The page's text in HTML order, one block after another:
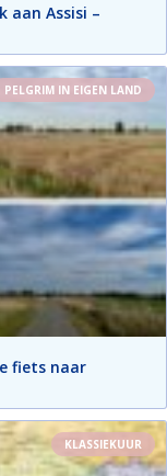
aan Assisi –
PELGRIM IN EIGEN LAND
fiets naar
KLASSIEKUUR